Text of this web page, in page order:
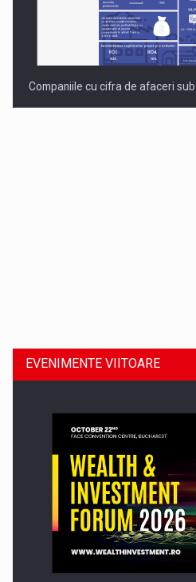
Companiile cu cifra de afaceri sub
Comunicat de presa: Joburile
EVENIMENTE VIITOARE